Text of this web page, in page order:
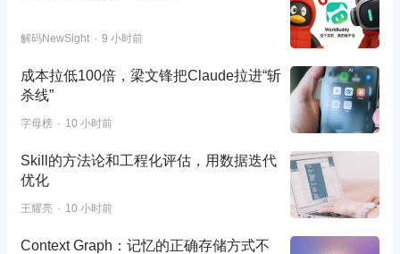
解码NewSight 9 小时前
成本拉低100倍，梁文锋把Claude拉进“斩
杀线”
字母榜 10 小时前
Skill的方法论和工程化评估，用数据迭代
优化
王耀亮 10 小时前
Context Graph：记忆的正确存储方式不